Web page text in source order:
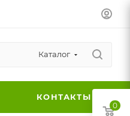
Каталог
КОНТАКТЫ
0